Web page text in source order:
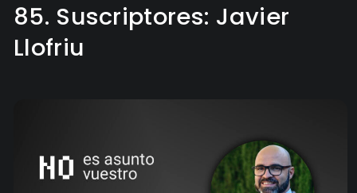
85. Suscriptores: Javier
Llofriu